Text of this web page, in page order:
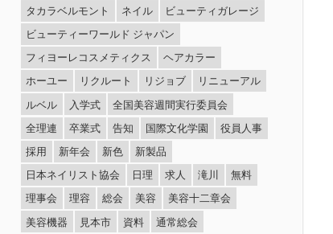
タカラベルモント
ネイル
ビューティガレージ
ビューティーワールド ジャパン
フィヨーレコスメティクス
ヘアカラー
ホーユー
リクルート リジョブ
リニューアル
ルベル
入学式
全国美容週間実行委員会
全理連
卒業式 告知 国際文化学園
役員人事
採用
新年会 新色
新製品
日本ネイリスト協会
日理 求人 滝川
無料
理事会
理容 総会 美容
美容十二章会
美容機器
見本市 資料 通常総会